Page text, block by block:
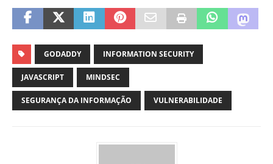
GODADDY INFORMATION SECURITY
JAVASCRIPT MINDSEC
SEGURANÇA DA INFORMAÇÃO VULNERABILIDADE